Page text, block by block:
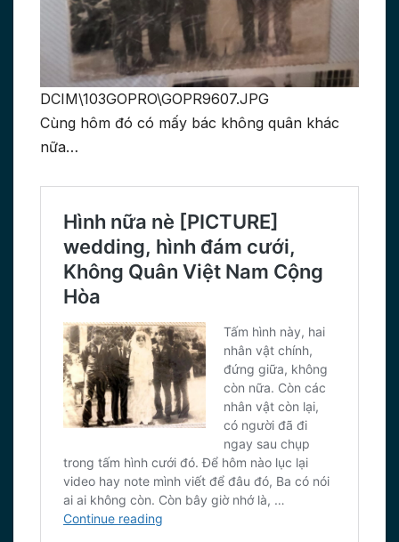
DCIM\103GOPRO\GOPR9607.JPG
Cùng hôm đó có mấy bác không quân khác
nữa…